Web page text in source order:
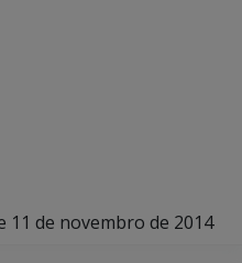
11 de novembro de 2014